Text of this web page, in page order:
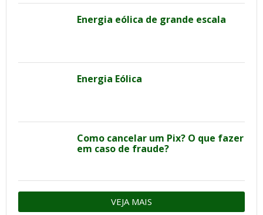
Energia eólica de grande escala
Energia Eólica
Como cancelar um Pix? O que fazer
em caso de fraude?
VEJA MAIS